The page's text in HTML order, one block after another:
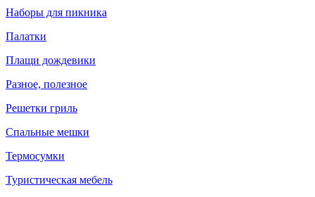
Наборы для пикника
Палатки
Плащи дождевики
Разное, полезное
Решетки гриль
Спальные мешки
Термосумки
Туристическая мебель